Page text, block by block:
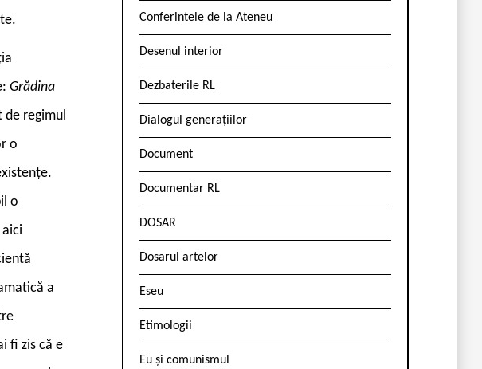
Grădina
de regimul
o
o
a
fi zis că e
Conferintele de la Ateneu
Desenul interior
Dezbaterile RL
Dialogul generațiilor
Document
Documentar RL
DOSAR
Dosarul artelor
Eseu
Etimologii
Eu și comunismul